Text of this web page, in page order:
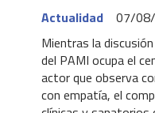
Actualidad
07/
Mientras la
del PAMI ocupa el
actor que observa
con empatía, el